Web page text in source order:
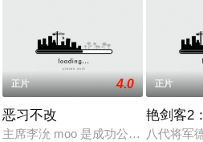
正片 4.0
恶习不改
主席李沇 moo 是成功公寓分销商都
正片
艳剑客2
八代将军